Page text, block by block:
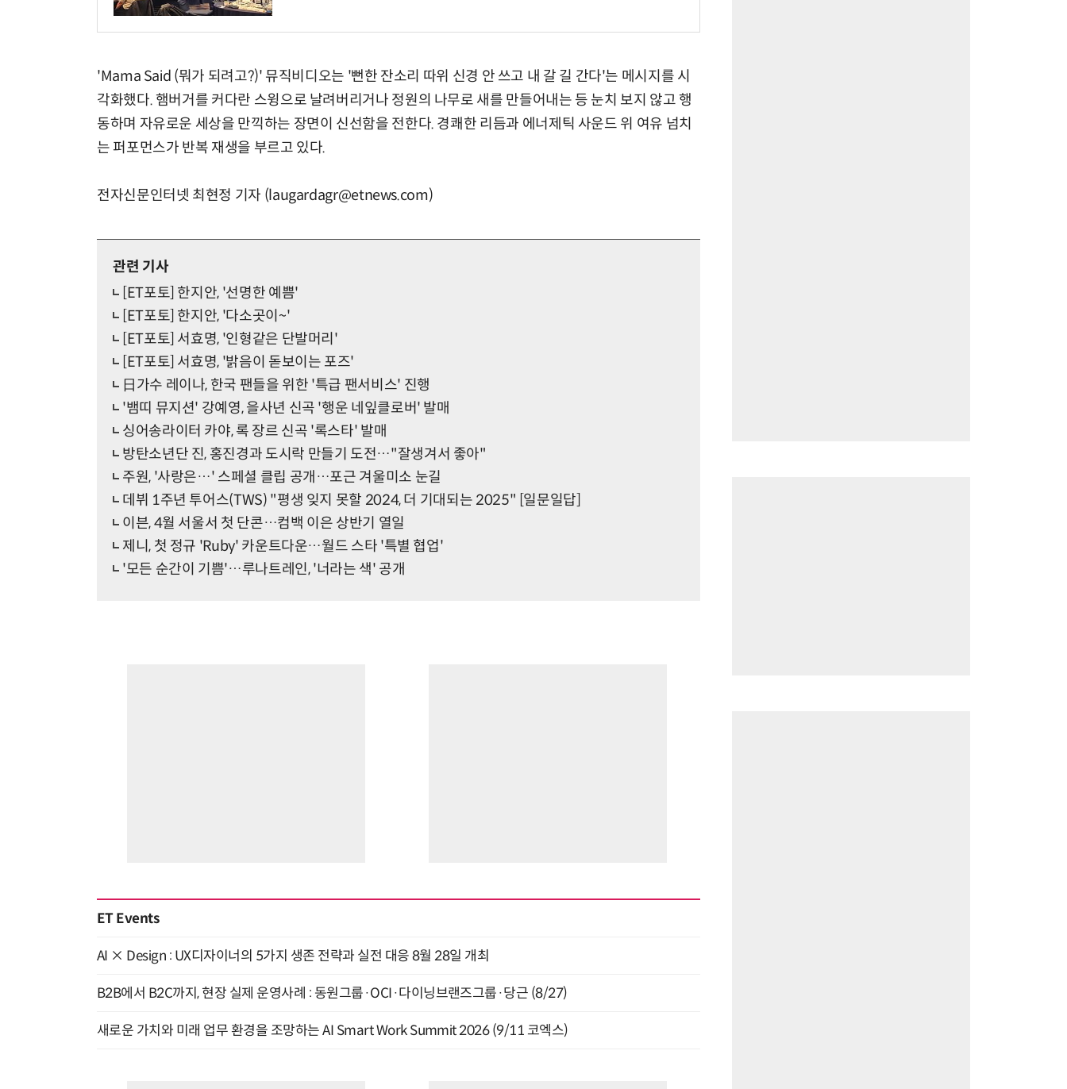
'Mama Said (뭐가 되려고?)' 뮤직비디오는 '뻔한 잔소리 따위 신경 안 쓰고 내 갈 길 간다'는 메시지를 시
각화했다. 햄버거를 커다란 스윙으로 날려버리거나 정원의 나무로 새를 만들어내는 등 눈치 보지 않고 행
동하며 자유로운 세상을 만끽하는 장면이 신선함을 전한다. 경쾌한 리듬과 에너제틱 사운드 위 여유 넘치
는 퍼포먼스가 반복 재생을 부르고 있다.
전자신문인터넷 최현정 기자 (laugardagr@etnews.com)
관련 기사
[ET포토] 한지안, '선명한 예쁨'
[ET포토] 한지안, '다소곳이~'
[ET포토] 서효명, '인형같은 단발머리'
[ET포토] 서효명, '밝음이 돋보이는 포즈'
日가수 레이나, 한국 팬들을 위한 '특급 팬서비스' 진행
'뱀띠 뮤지션' 강예영, 을사년 신곡 '행운 네잎클로버' 발매
싱어송라이터 카야, 록 장르 신곡 '록스타' 발매
방탄소년단 진, 홍진경과 도시락 만들기 도전…"잘생겨서 좋아"
주원, '사랑은…' 스페셜 클립 공개…포근 겨울미소 눈길
데뷔 1주년 투어스(TWS) "평생 잊지 못할 2024, 더 기대되는 2025" [일문일답]
이븐, 4월 서울서 첫 단콘…컴백 이은 상반기 열일
제니, 첫 정규 'Ruby' 카운트다운…월드 스타 '특별 협업'
'모든 순간이 기쁨'…루나트레인, '너라는 색' 공개
ET Events
AI × Design : UX디자이너의 5가지 생존 전략과 실전 대응 8월 28일 개최
B2B에서 B2C까지, 현장 실제 운영사례 : 동원그룹·OCI·다이닝브랜즈그룹·당근 (8/27)
새로운 가치와 미래 업무 환경을 조망하는 AI Smart Work Summit 2026 (9/11 코엑스)